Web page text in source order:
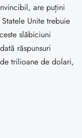
are puțini
Unite trebuie
slăbiciuni
răspunsuri
trilioane de dolari,